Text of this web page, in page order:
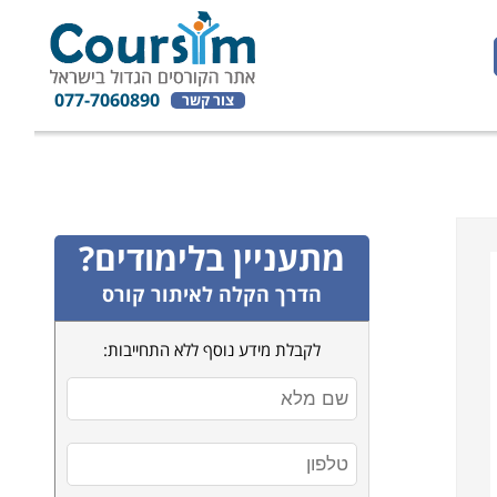
צור קשר 077-7060890
מתעניין בלימודים?
הדרך הקלה לאיתור קורס
לקבלת מידע נוסף ללא התחייבות: